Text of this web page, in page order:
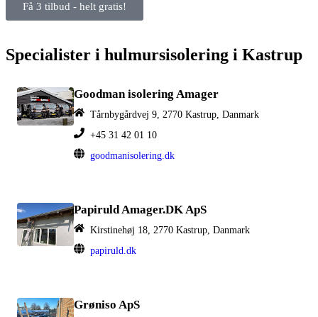
Få 3 tilbud - helt gratis!
Specialister i hulmursisolering i Kastrup
Goodman isolering Amager
Tårnbygårdvej 9, 2770 Kastrup, Danmark
+45 31 42 01 10
goodmanisolering.dk
Papiruld Amager.DK ApS
Kirstinehøj 18, 2770 Kastrup, Danmark
papiruld.dk
Grøniso ApS